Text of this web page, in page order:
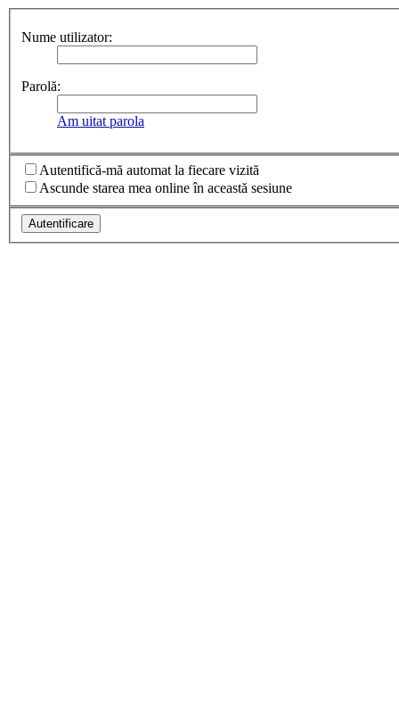
Nume utilizator:
Parolă:
Am uitat parola
Autentifică-mă automat la fiecare vizită
Ascunde starea mea online în această sesiune